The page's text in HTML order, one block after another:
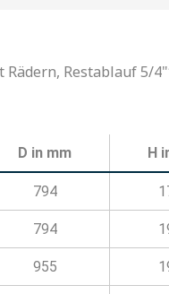
Restablauf
D in mm H
794
794
955